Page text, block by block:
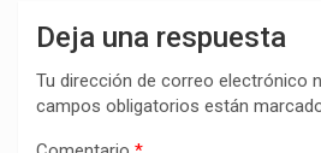
Deja una respuesta
Tu dirección de correo electrónico
campos obligatorios están